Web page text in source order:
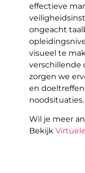
effectieve
ongeacht
visueel te
verschillende
zorgen we
en
noodsituaties.
Wil je meer
Bekijk